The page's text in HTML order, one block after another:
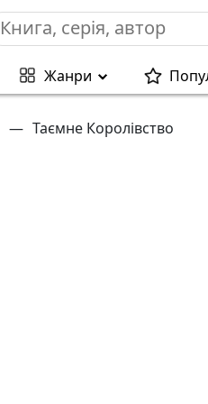
Жанри
— Таємне Королівство